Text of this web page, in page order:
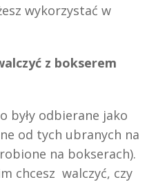
wykorzystać w
z bokserem
były odbierane jako
od tych ubranych na
na bokserach).
chcesz walczyć, czy